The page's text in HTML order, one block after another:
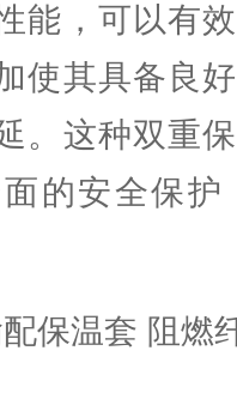
能，可以有
使其具备良
。这种双重
的安全保